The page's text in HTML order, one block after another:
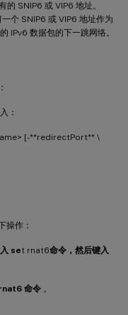
SNIP6 或 VIP6 地址。
个 SNIP6 或 VIP6 地址作为
IPv6 数据包的下一跳网络。
：
[-**redirectPort** \
操作：
set rnat6命令，然后键入
命令 。